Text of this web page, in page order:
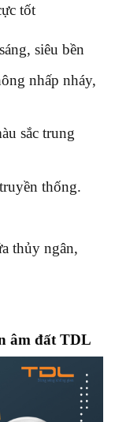
tốt
siêu bền
nhấp nháy,
sắc trung
thống.
thủy ngân,
âm đất TDL